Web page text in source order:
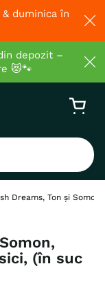
duminica în
depozit –
😻🐾
Dreams, Ton și
(în suc